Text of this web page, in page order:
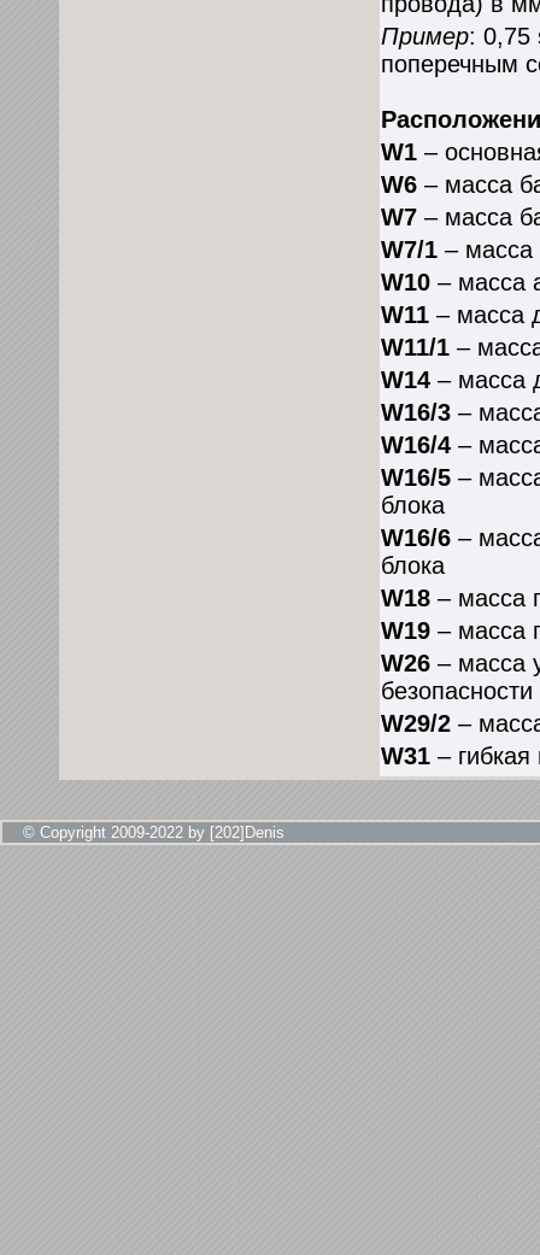
Пример: 0,75
поперечным
W1 –
W6 – масса
W7 – масса
W7/1 – масса
W10 – масса
W11 – масса
W11/1 –
W14 – масса
W16/3 –
W16/4 –
W16/5 –
блока
W16/6 –
блока
W18 – масса
W19 – масса
W26 – масса
W29/2 –
W31 –
© Copyright 2009-2022 by [202]Denis